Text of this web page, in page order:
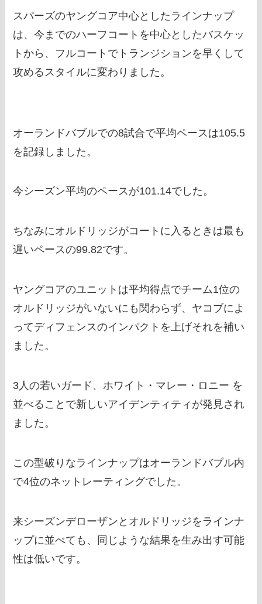
スパーズのヤングコア中心としたラインナップ
は、今までのハーフコートを中心としたバスケッ
トから、フルコートでトランジションを早くして
攻めるスタイルに変わりました。
オーランドバブルでの8試合で平均ペースは105.5
を記録しました。
今シーズン平均のペースが101.14でした。
ちなみにオルドリッジがコートに入るときは最も
遅いペースの99.82です。
ヤングコアのユニットは平均得点でチーム1位の
オルドリッジがいないにも関わらず、ヤコブによ
ってディフェンスのインパクトを上げそれを補い
ました。
3人の若いガード、ホワイト・マレー・ロニー を
並べることで新しいアイデンティティが発見され
ました。
この型破りなラインナップはオーランドバブル内
で4位のネットレーティングでした。
来シーズンデローザンとオルドリッジをラインナ
ップに並べても、同じような結果を生み出す可能
性は低いです。